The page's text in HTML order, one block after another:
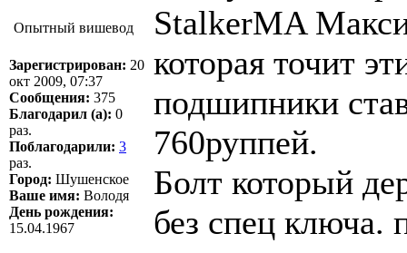
Опытный вишевод
Зарегистрирован: 20
окт 2009, 07:37
Сообщения: 375
Благодарил (а): 0
раз.
Поблагодарили: 3
раз.
Город: Шушенское
Ваше имя: Володя
День рождения:
15.04.1967
StalkerMA
которая точит
подшипники
760руппей.
Болт который
без спец ключа.